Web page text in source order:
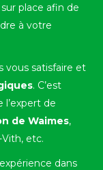
place afin de
à votre
vous satisfaire et
. C’est
l’expert de
de Waimes,
etc.
dans